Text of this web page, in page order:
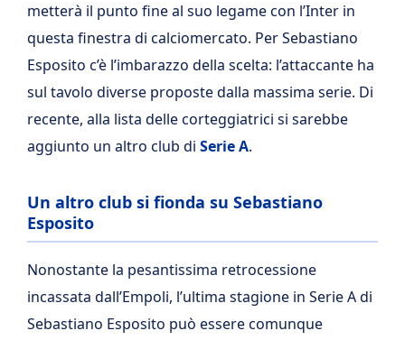
metterà il punto fine al suo legame con l’Inter in
questa finestra di calciomercato. Per Sebastiano
Esposito c’è l’imbarazzo della scelta: l’attaccante ha
sul tavolo diverse proposte dalla massima serie. Di
recente, alla lista delle corteggiatrici si sarebbe
aggiunto un altro club di Serie A.
Un altro club si fionda su Sebastiano
Esposito
Nonostante la pesantissima retrocessione
incassata dall’Empoli, l’ultima stagione in Serie A di
Sebastiano Esposito può essere comunque